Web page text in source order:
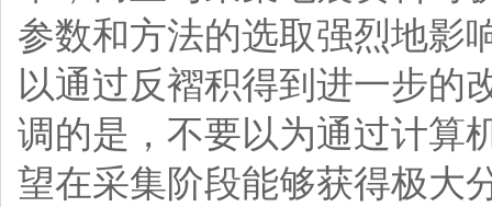
参数和方法的选取强烈地影
以通过反褶积得到进一步的
调的是，不要以为通过计算
望在采集阶段能够获得极大